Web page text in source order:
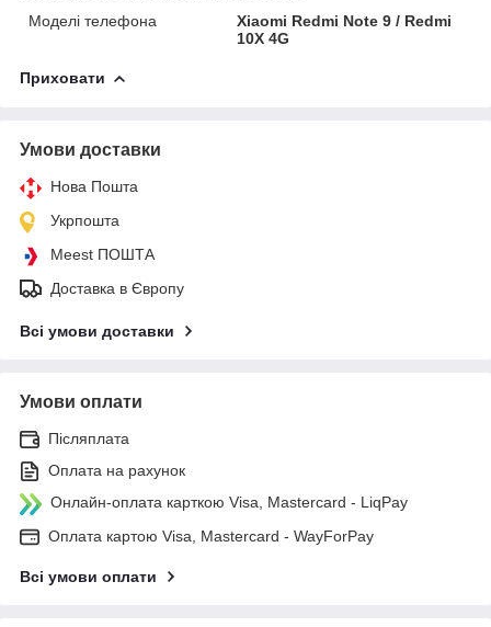
Моделі телефона
Xiaomi Redmi Note 9 / Redmi
10X 4G
Приховати
Умови доставки
Нова Пошта
Укрпошта
Meest ПОШТА
Доставка в Європу
Всі умови доставки
Умови оплати
Післяплата
Оплата на рахунок
Онлайн-оплата карткою Visa, Mastercard - LiqPay
Оплата картою Visa, Mastercard - WayForPay
Всі умови оплати